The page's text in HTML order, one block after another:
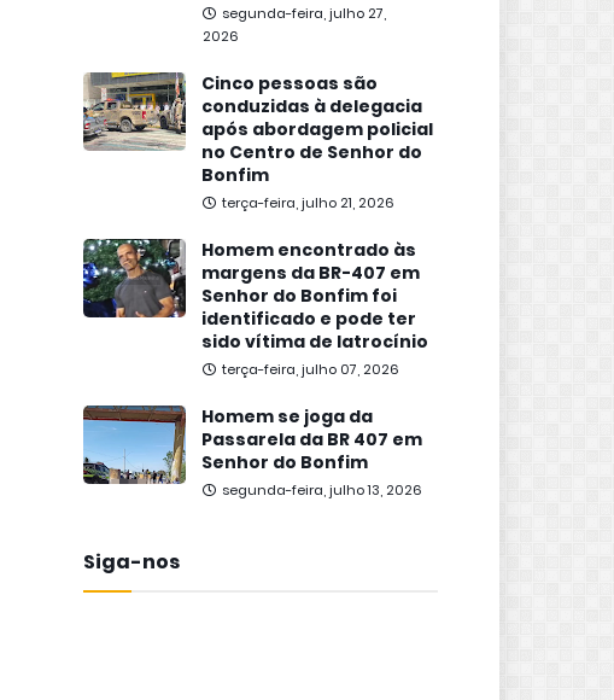
segunda-feira, julho 27,
2026
Cinco pessoas são
conduzidas à delegacia
após abordagem policial
no Centro de Senhor do
Bonfim
terça-feira, julho 21, 2026
Homem encontrado às
margens da BR-407 em
Senhor do Bonfim foi
identificado e pode ter
sido vítima de latrocínio
terça-feira, julho 07, 2026
Homem se joga da
Passarela da BR 407 em
Senhor do Bonfim
segunda-feira, julho 13, 2026
Siga-nos